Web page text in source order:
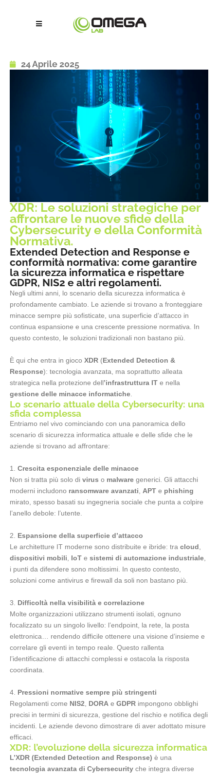
24 Aprile 2025
XDR: Le soluzioni strategiche per
affrontare le nuove sfide della
Cybersecurity e della Conformità
Normativa.
Extended Detection and Response e
conformità normativa: come garantire
la sicurezza informatica e rispettare
GDPR, NIS2 e altri regolamenti.
Negli ultimi anni, lo scenario della sicurezza informatica è
profondamente cambiato. Le aziende si trovano a fronteggiare
minacce sempre più sofisticate, una superficie d’attacco in
continua espansione e una crescente pressione normativa. In
questo contesto, le soluzioni tradizionali non bastano più.
È qui che entra in gioco XDR (Extended Detection &
Response): tecnologia avanzata, ma soprattutto alleata
strategica nella protezione dell’infrastruttura IT e nella
gestione delle minacce informatiche
Lo scenario attuale della Cybersecurity: una
sfida complessa
Entriamo nel vivo cominciando con una panoramica dello
scenario di sicurezza informatica attuale e delle sfide che le
aziende si trovano ad affrontare:
Crescita esponenziale delle minacce
Non si tratta più solo di virus o malware generici. Gli attacchi
moderni includono ransomware avanzati APT e phishing
mirato, spesso basati su ingegneria sociale che punta a colpire
l’anello debole: l’utente.
Espansione della superficie d’attacco
Le architetture IT moderne sono distribuite e ibride: tra cloud
dispositivi mobili
IoT e sistemi di automazione industriale
i punti da difendere sono moltissimi. In questo contesto,
soluzioni come antivirus e firewall da soli non bastano più.
Difficoltà nella visibilità e correlazione
Molte organizzazioni utilizzano strumenti isolati, ognuno
focalizzato su un singolo livello: l’endpoint, la rete, la posta
elettronica… rendendo difficile ottenere una visione d’insieme e
correlare gli eventi in tempo reale. Questo rallenta
l’identificazione di attacchi complessi e ostacola la risposta
coordinata.
Pressioni normative sempre più stringenti
Regolamenti come NIS2 DORA e GDPR impongono obblighi
precisi in termini di sicurezza, gestione del rischio e notifica degli
incidenti. Le aziende devono dimostrare di aver adottato misure
efficaci.
XDR: l’evoluzione della sicurezza informatica
L’XDR (Extended Detection and Response) è una
tecnologia avanzata di Cybersecurity che integra diverse